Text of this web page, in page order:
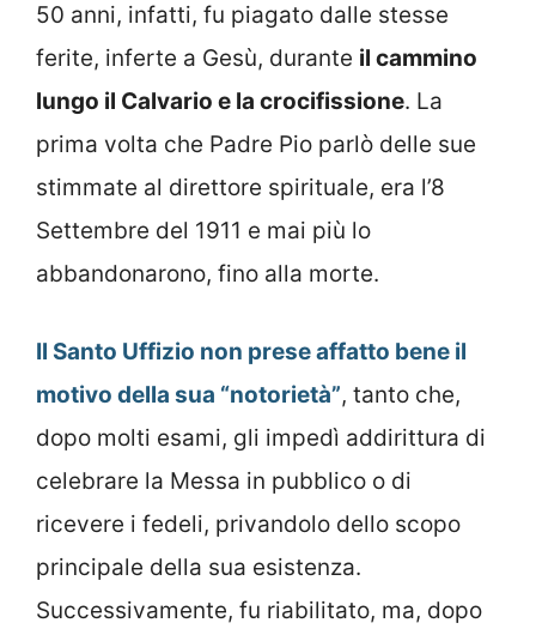
50 anni, infatti, fu piagato dalle stesse
ferite, inferte a Gesù, durante il cammino
lungo il Calvario e la crocifissione. La
prima volta che Padre Pio parlò delle sue
stimmate al direttore spirituale, era l’8
Settembre del 1911 e mai più lo
abbandonarono, fino alla morte.
Il Santo Uffizio non prese affatto bene il
motivo della sua “notorietà”, tanto che,
dopo molti esami, gli impedì addirittura di
celebrare la Messa in pubblico o di
ricevere i fedeli, privandolo dello scopo
principale della sua esistenza.
Successivamente, fu riabilitato, ma, dopo